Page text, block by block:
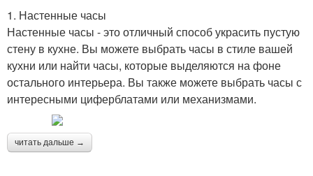
1. Настенные часы
Настенные часы - это отличный способ украсить пустую
стену в кухне. Вы можете выбрать часы в стиле вашей
кухни или найти часы, которые выделяются на фоне
остального интерьера. Вы также можете выбрать часы с
интересными циферблатами или механизмами.
читать дальше →